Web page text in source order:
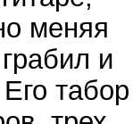
меняя
и
табор